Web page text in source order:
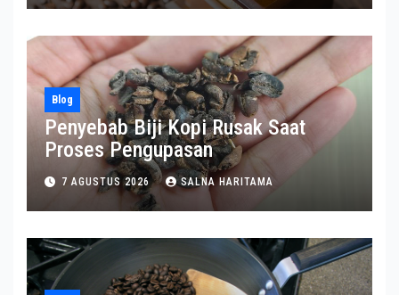
Blog
Penyebab Biji Kopi Rusak Saat
Proses Pengupasan
7 AGUSTUS 2026 SALNA HARITAMA